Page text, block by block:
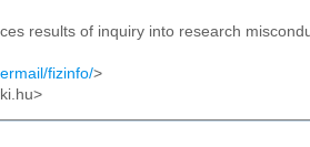
results of inquiry into research
fizinfo/>